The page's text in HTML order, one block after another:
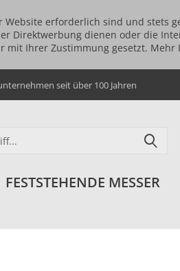
erforderlich sind und stets
Direktwerbung dienen oder die
mit Ihrer Zustimmung gesetzt. Mehr
seit über 100 Jahren
FESTSTEHENDE MESSER